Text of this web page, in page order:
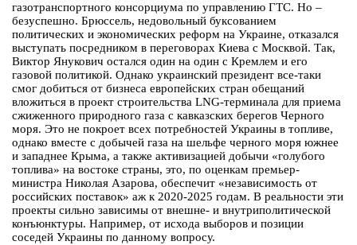
газотранспортного консорциума по управлению ГТС. Но –
безуспешно. Брюссель, недовольный буксованием
политических и экономических реформ на Украине, отказался
выступать посредником в переговорах Киева с Москвой. Так,
Виктор Янукович остался один на один с Кремлем и его
газовой политикой. Однако украинский президент все-таки
смог добиться от бизнеса европейских стран обещаний
вложиться в проект строительства LNG-терминала для приема
сжиженного природного газа с кавказских берегов Черного
моря. Это не покроет всех потребностей Украины в топливе,
однако вместе с добычей газа на шельфе черного моря южнее
и западнее Крыма, а также активизацией добычи «голубого
топлива» на востоке страны, это, по оценкам премьер-
министра Николая Азарова, обеспечит «независимость от
российских поставок» аж к 2020-2025 годам. В реальности эти
проекты сильно зависимы от внешне- и внутриполитической
конъюнктуры. Например, от исхода выборов и позиции
соседей Украины по данному вопросу.